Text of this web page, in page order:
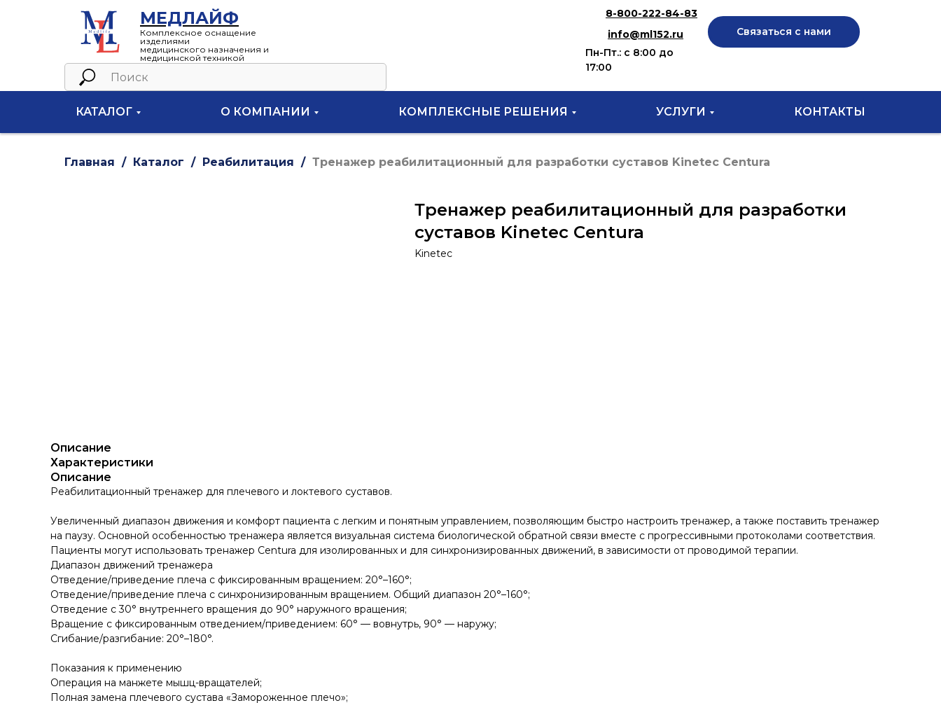
8-800-222-84-83
Пн-Пт.: с 8:00 до
17:00
info@ml152.ru
МЕДЛАЙФ
Комплексное оснащение
изделиями
медицинского назначения и
медицинской техникой
Связаться с нами
КАТАЛОГ О КОМПАНИИ КОМПЛЕКСНЫЕ РЕШЕНИЯ УСЛУГИ КОНТАКТЫ
Главная Каталог Реабилитация Тренажер реабилитационный для разработки суставов Kinetec Centura
Тренажер реабилитационный для разработки
суставов Kinetec Centura
Kinetec
Описание
Характеристики
Описание
Реабилитационный тренажер для плечевого и локтевого суставов.
Увеличенный диапазон движения и комфорт пациента с легким и понятным управлением, позволяющим быстро настроить тренажер, а также поставить тренажер
на паузу. Основной особенностью тренажера является визуальная система биологической обратной связи вместе с прогрессивными протоколами соответствия.
Пациенты могут использовать тренажер Centura для изолированных и для синхронизированных движений, в зависимости от проводимой терапии.
Диапазон движений тренажера
Отведение/приведение плеча с фиксированным вращением: 20°–160°;
Отведение/приведение плеча с синхронизированным вращением. Общий диапазон 20°–160°;
Отведение с 30° внутреннего вращения до 90° наружного вращения;
Вращение с фиксированным отведением/приведением: 60° — вовнутрь, 90° — наружу;
Сгибание/разгибание: 20°–180°.
Показания к применению
Операция на манжете мышц-вращателей;
Полная замена плечевого сустава «Замороженное плечо»;